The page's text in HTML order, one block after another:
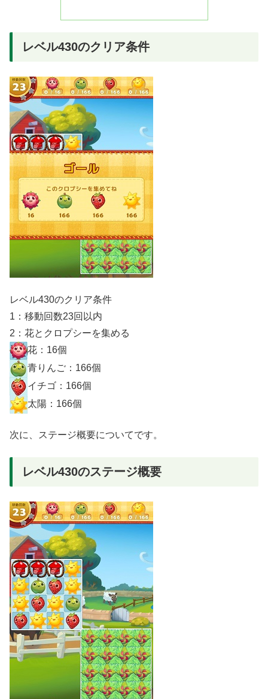
レベル430のクリア条件
レベル430のクリア条件
1：移動回数23回以内
2：花とクロプシーを集める
花：16個
青りんご：166個
イチゴ：166個
太陽：166個
次に、ステージ概要についてです。
レベル430のステージ概要